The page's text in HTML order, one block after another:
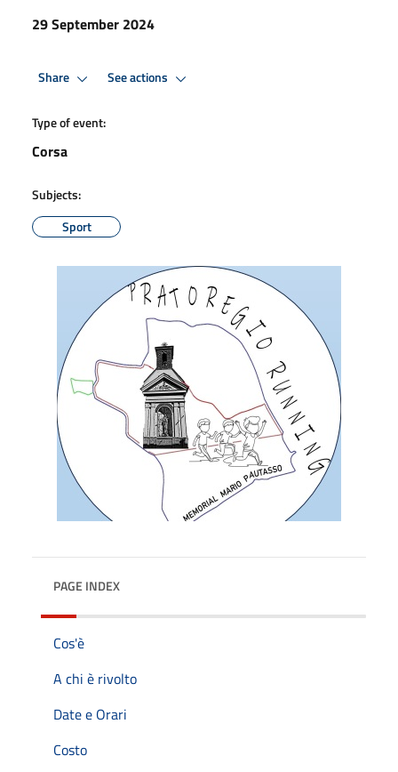
29 September 2024
Share See actions
Type of event:
Corsa
Subjects:
Sport
PAGE INDEX
Cos'è
A chi è rivolto
Date e Orari
Costo